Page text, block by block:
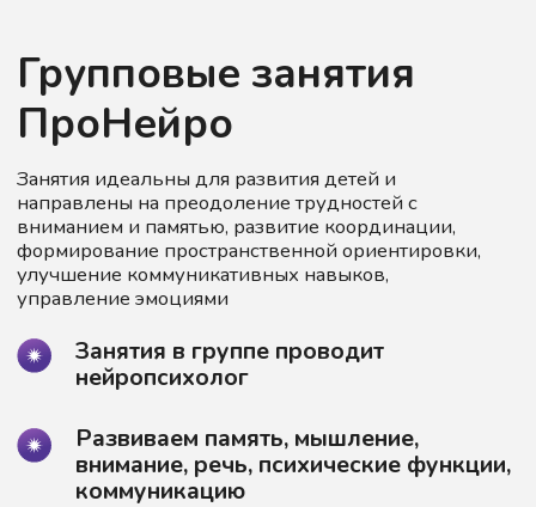
Занятия идеальны для развития детей и
направлены на преодоление трудностей с
формирование пространственной ориентировки,
улучшение коммуникативных навыков,
управление эмоциями
Групповые занятия
ПроНейро
Занятия в группе проводит
нейропсихолог
Развиваем память, мышление,
коммуникацию
Двигательный блок
и координационного
развития
Сенсомоторный блок—
занятия для развития